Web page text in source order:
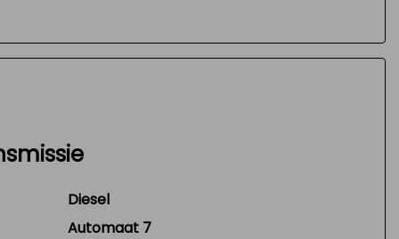
Diesel
Automaat 7